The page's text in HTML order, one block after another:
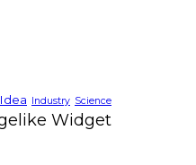
Idea Industry Science